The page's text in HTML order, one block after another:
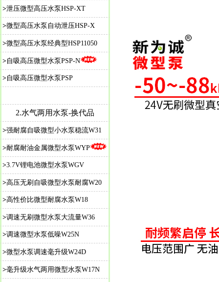
>泄压微型高压水泵HSP-XT
>微型高压水泵自动泄压HSP-X
>微型高压水泵经典型HSP11050
>自吸高压微型水泵PSP-N
>自吸高压微型水泵PSP
2.水气两用水泵-换代品
>强耐腐自吸微型小水泵稳流W31
>耐腐耐油金属微型水泵WYP
>3.7V锂电池微型水泵WGV
>高压无刷自吸微型水泵耐腐W20
>高性价比微型耐腐水泵W18
>调速无刷微型水泵大流量W36
>调速微型水泵低噪W25N
>微型水泵调速毫升级W24D
>毫升级水气两用微型水泵W17N